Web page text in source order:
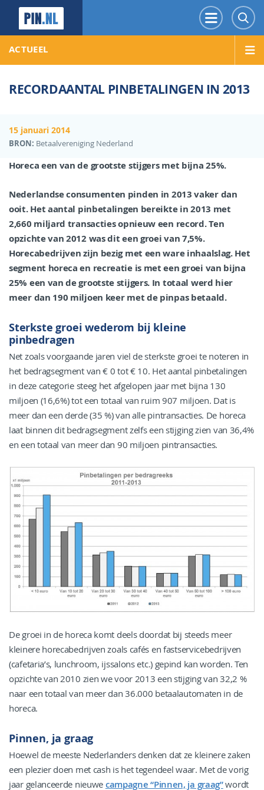
Menu
ACTUEEL
RECORDAANTAL PINBETALINGEN IN 2013
15 januari 2014
BRON: Betaalvereniging Nederland
Horeca een van de grootste stijgers met bijna 25%.
Nederlandse consumenten pinden in 2013 vaker dan
ooit. Het aantal pinbetalingen bereikte in 2013 met
2,660 miljard transacties opnieuw een record. Ten
opzichte van 2012 was dit een groei van 7,5%.
Horecabedrijven zijn bezig met een ware inhaalslag. Het
segment horeca en recreatie is met een groei van bijna
25% een van de grootste stijgers. In totaal werd hier
meer dan 190 miljoen keer met de pinpas betaald.
Sterkste groei wederom bij kleine
pinbedragen
Net zoals voorgaande jaren viel de sterkste groei te noteren in
het bedragsegment van € 0 tot € 10. Het aantal pinbetalingen
in deze categorie steeg het afgelopen jaar met bijna 130
miljoen (16,6%) tot een totaal van ruim 907 miljoen. Dat is
meer dan een derde (35 %) van alle pintransacties. De horeca
laat binnen dit bedragsegment zelfs een stijging zien van 36,4%
en een totaal van meer dan 90 miljoen pintransacties.
De groei in de horeca komt deels doordat bij steeds meer
kleinere horecabedrijven zoals cafés en fastservicebedrijven
(cafetaria’s, lunchroom, ijssalons etc.) gepind kan worden. Ten
opzichte van 2010 zien we voor 2013 een stijging van 32,2 %
naar een totaal van meer dan 36.000 betaalautomaten in de
horeca.
Pinnen, ja graag
Hoewel de meeste Nederlanders denken dat ze kleinere zaken
een plezier doen met cash is het tegendeel waar. Met de vorig
jaar gelanceerde nieuwe campagne “Pinnen, ja graag”wordt